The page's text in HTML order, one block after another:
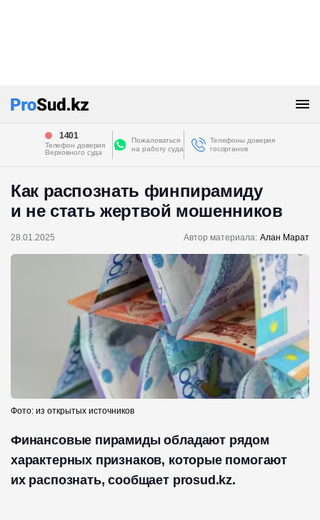
1401
Телефон доверия
Верховного суда
Пожаловаться
на работу суда
Телефоны доверия
госорганов
Как распознать финпирамиду
и не стать жертвой мошенников
28.01.2025 Автор материала: Алан Марат
Фото: из открытых источников
Финансовые пирамиды обладают рядом
характерных признаков, которые помогают
их распознать, сообщает prosud.kz.